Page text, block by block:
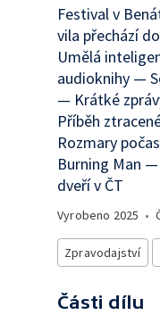
Festival v
vila přechází
Umělá
audioknihy —
— Krátké
Příběh
Rozmary
Burning Man
dveří v ČT
Vyrobeno 2025 •
Zpravodajství
Části dílu